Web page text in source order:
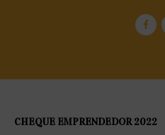
CHEQUE EMPRENDEDOR 2022